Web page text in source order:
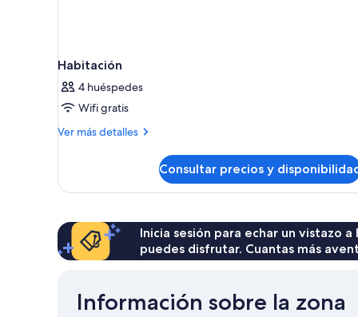
Habitación
4 huéspedes
Wifi gratis
Ver más detalles
Más
Consultar precios y
Inicia sesión para echar un vistazo
puedes disfrutar. Cuantas más
Información sobre la zona